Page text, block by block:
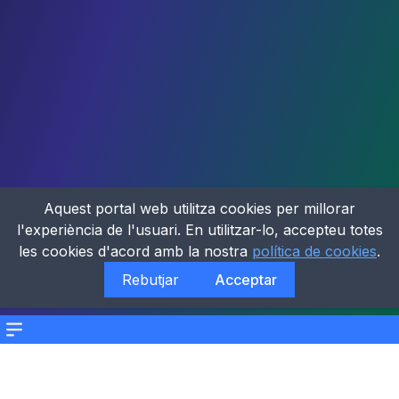
Menu
Aquest portal web utilitza cookies per millorar
l'experiència de l'usuari. En utilitzar-lo, accepteu totes
les cookies d'acord amb la nostra política de cookies.
Rebutjar
Acceptar